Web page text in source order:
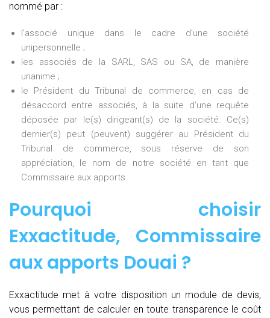
nommé par :
l’associé unique dans le cadre d’une société
unipersonnelle ;
les associés de la SARL, SAS ou SA, de manière
unanime ;
le Président du Tribunal de commerce, en cas de
désaccord entre associés, à la suite d’une requête
déposée par le(s) dirigeant(s) de la société. Ce(s)
dernier(s) peut (peuvent) suggérer au Président du
Tribunal de commerce, sous réserve de son
appréciation, le nom de notre société en tant que
Commissaire aux apports.
Pourquoi choisir
Exxactitude, Commissaire
aux apports Douai ?
Exxactitude met à votre disposition un module de devis,
vous permettant de calculer en toute transparence le coût